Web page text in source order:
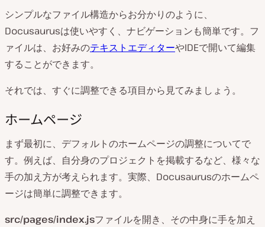
シンプルなファイル構造からお分かりのように、
Docusaurusは使いやすく、ナビゲーションも簡単です。フ
ァイルは、お好みのテキストエディターやIDEで開いて編集
することができます。
それでは、すぐに調整できる項目から見てみましょう。
ホームページ
まず最初に、デフォルトのホームページの調整についてで
す。例えば、自分身のプロジェクトを掲載するなど、様々な
手の加え方が考えられます。実際、Docusaurusのホームペ
ージは簡単に調整できます。
src/pages/index.jsファイルを開き、その中身に手を加え